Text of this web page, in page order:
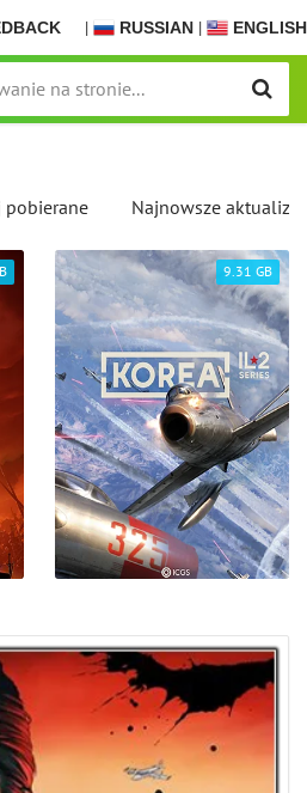
| RUSSIAN | ENGLISH
pobierane Najnowsze
9.31 GB